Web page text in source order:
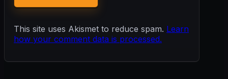
This site uses Akismet to reduce spam. Learn
how your comment data is processed.